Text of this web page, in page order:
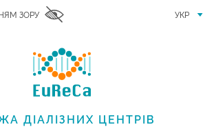
ЗОРУ УКР
ДІАЛІЗНИХ ЦЕНТРІВ